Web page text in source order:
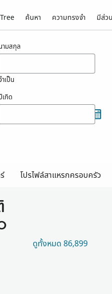
ค้นหา ความทรงจำ มีส่ว
ามสกุล
ำเป็น
เกิด
โปรไฟล์สาแหรกครอบครัว
ดูทั้งหมด 86,899